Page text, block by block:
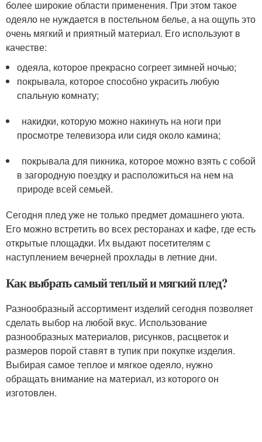
более широкие области применения. При этом такое
одеяло не нуждается в постельном белье, а на ощупь это
очень мягкий и приятный материал. Его используют в
качестве:
одеяла, которое прекрасно согреет зимней ночью;
покрывала, которое способно украсить любую
спальную комнату;
накидки, которую можно накинуть на ноги при
просмотре телевизора или сидя около камина;
покрывала для пикника, которое можно взять с собой
в загородную поездку и расположиться на нем на
природе всей семьей.
Сегодня плед уже не только предмет домашнего уюта.
Его можно встретить во всех ресторанах и кафе, где есть
открытые площадки. Их выдают посетителям с
наступлением вечерней прохлады в летние дни.
Как выбрать самый теплый и мягкий плед?
Разнообразный ассортимент изделий сегодня позволяет
сделать выбор на любой вкус. Использование
разнообразных материалов, рисунков, расцветок и
размеров порой ставят в тупик при покупке изделия.
Выбирая самое теплое и мягкое одеяло, нужно
обращать внимание на материал, из которого он
изготовлен.